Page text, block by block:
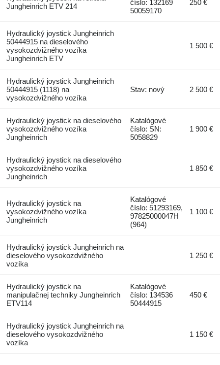
Jungheinrich ETV 214
číslo: 132169
50059170
250 €
Hydraulický joystick Jungheinrich
50444915 na dieselového
vysokozdvižného vozíka
Jungheinrich ETV
1 500 €
Hydraulický joystick Jungheinrich
50444915 (1118) na
vysokozdvižného vozíka
Stav: nový 2 500 €
Hydraulický joystick na dieselového
vysokozdvižného vozíka
Jungheinrich
Katalógové
číslo: SN:
5058829
1 900 €
Hydraulický joystick na dieselového
vysokozdvižného vozíka
Jungheinrich
1 850 €
Hydraulický joystick na
vysokozdvižného vozíka
Jungheinrich
Katalógové
číslo: 51293169,
97825000047H
(964)
1 100 €
Hydraulický joystick Jungheinrich na
dieselového vysokozdvižného
vozíka
1 250 €
Hydraulický joystick na
manipulačnej techniky Jungheinrich
ETV114
Katalógové
číslo: 134536
50444915
450 €
Hydraulický joystick Jungheinrich na
dieselového vysokozdvižného
vozíka
1 150 €